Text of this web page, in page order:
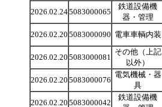
2026.02.245083000065
鉄道設備機
器・管理
2026.02.20 5083000090 電車車輌内装
2026.02.20 5083000081
その他（上記
以外）
2026.02.20 5083000076
電気機械・器
具
2026.02.20 5083000042
鉄道設備機